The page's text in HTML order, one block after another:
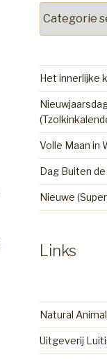
Het innerlijke
Volle Maan in
Dag Buiten de
Nieuwe
Links
Natural
Uitgeverij